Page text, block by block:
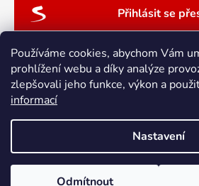
Používáme cookies, abychom Vám
prohlížení webu a díky analýze
zlepšovali jeho funkce, výkon a
informací
Nastavení
Odmítnout
Přihlásit se
patchwork-
Vytvořil